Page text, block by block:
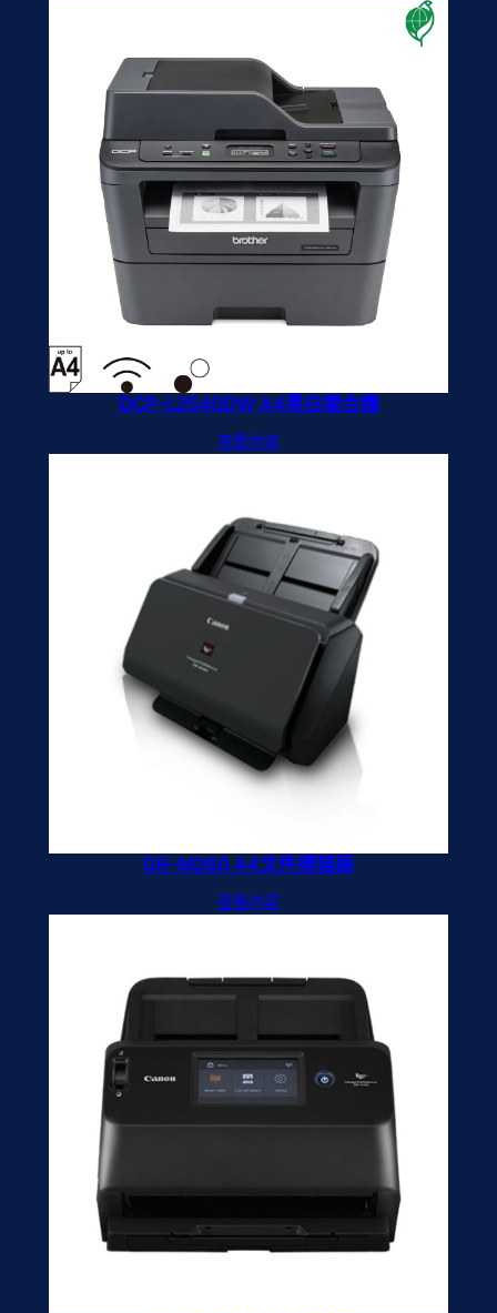
DCP-L2540DW A4黑白複合機
查看內容
DR-M260 A4文件掃描器
查看內容